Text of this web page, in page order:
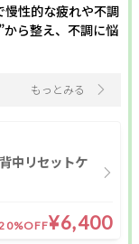
慢性的な疲れや不調
ら整え、不調に悩
もっとみる
中リセットケ
¥6,400